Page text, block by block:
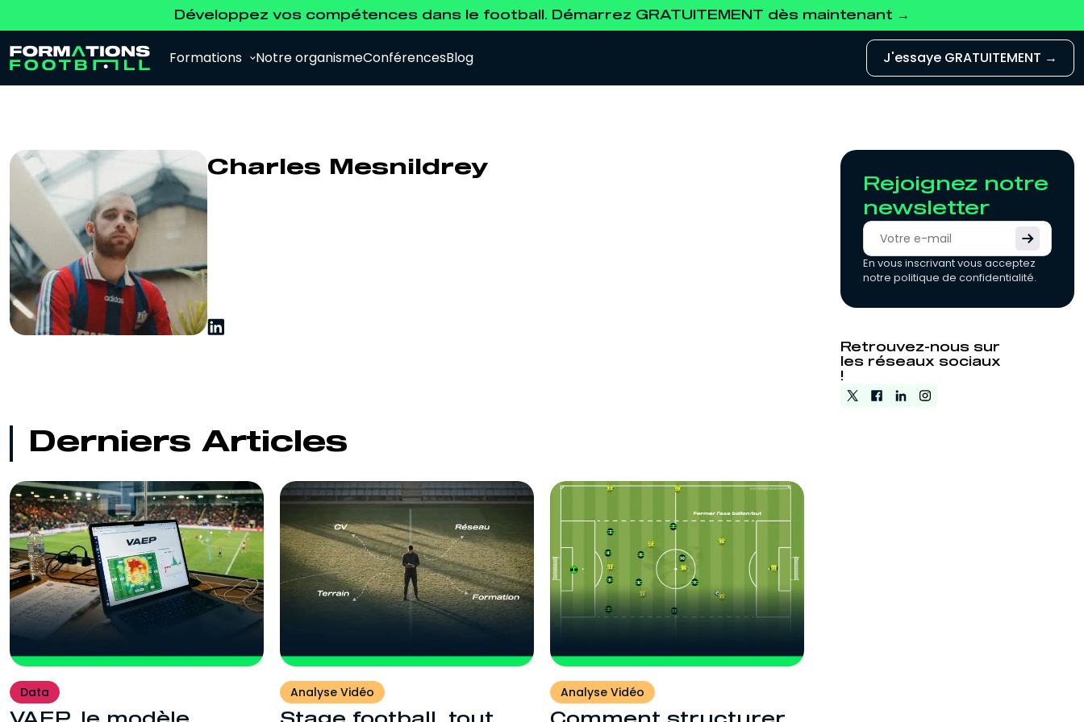
Développez vos compétences dans le football. Démarrez GRATUITEMENT dès maintenant →
Formations
Analyste Vidéo
Pour se former à l'analyse vidéo et à
l'analyse de la performance.
Agent de Joueurs FFF
Pour se préparer à l'examen d'agent FFF.
Notre organismeConférencesBlog J'essaye GRATUITEMENT →
Charles Mesnildrey
Derniers Articles
Data Analyse Vidéo Analyse Vidéo
Rejoignez notre
newsletter
En vous inscrivant vous acceptez
notre politique de confidentialité.
Retrouvez-nous sur
les réseaux sociaux
!